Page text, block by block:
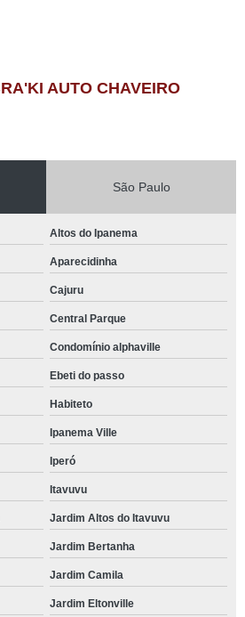
AUTO CHAVEIRO
São Paulo
Altos do Ipanema
Aparecidinha
Cajuru
Central Parque
Condomínio alphaville
Ebeti do passo
Habiteto
Ipanema Ville
Iperó
Itavuvu
Jardim Altos do Itavuvu
Jardim Bertanha
Jardim Camila
Jardim Eltonville